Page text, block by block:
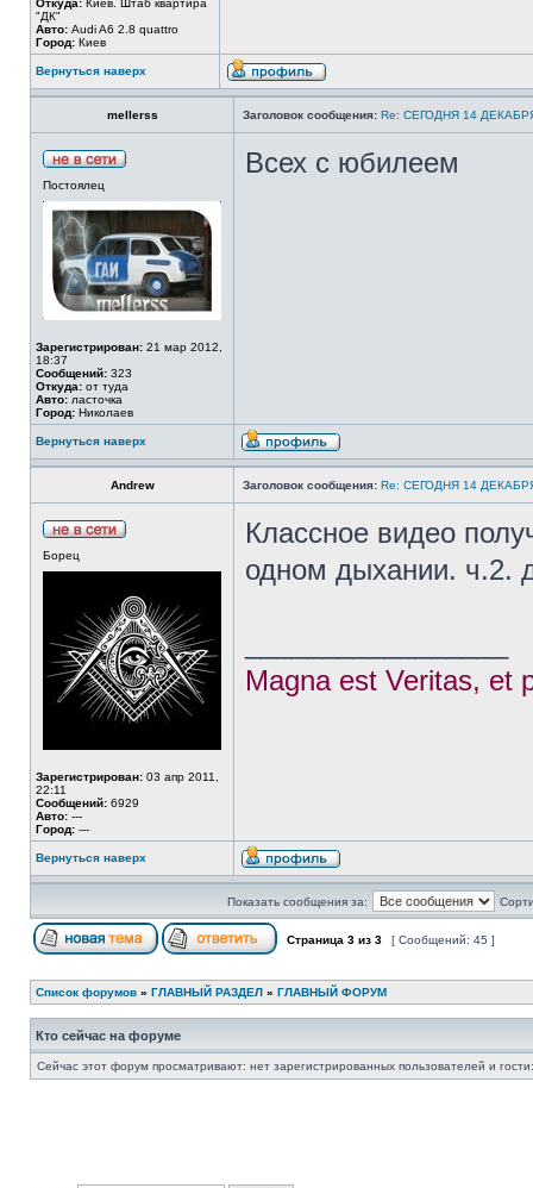
Откуда: Киев. Штаб квартира
"ДК"
Авто: Audi A6 2.8 quattro
Город: Киев
Вернуться наверх
mellerss Заголовок сообщения: Re: СЕГОДНЯ 14
Постоялец
Зарегистрирован: 21 мар 2012,
18:37
Сообщений: 323
Откуда: от туда
Авто: ласточка
Город: Николаев
Всех с юбилеем
Вернуться наверх
Аndrew Заголовок сообщения: Re: СЕГОДНЯ 14
Борец
Зарегистрирован: 03 апр 2011,
22:11
Сообщений: 6929
Авто: ---
Город: ---
Классное видео
одном дыхании. ч.2.
Magna est Veritas, et
Вернуться наверх
Показать сообщения за:
Страница 3 из 3 [ Сообщений: 45 ]
Список форумов » ГЛАВНЫЙ РАЗДЕЛ » ГЛАВНЫЙ ФОРУМ
Кто сейчас на форуме
Сейчас этот форум просматривают: нет зарегистрированных пользователей и